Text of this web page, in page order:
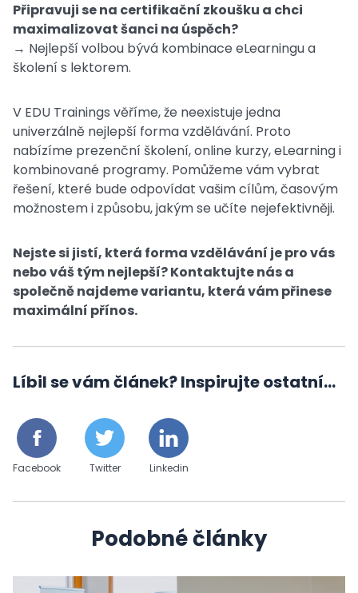
Připravuji se na certifikační zkoušku a chci
maximalizovat šanci na úspěch?
→ Nejlepší volbou bývá kombinace eLearningu a
školení s lektorem.
V EDU Trainings věříme, že neexistuje jedna
univerzálně nejlepší forma vzdělávání. Proto
nabízíme prezenční školení, online kurzy, eLearning i
kombinované programy. Pomůžeme vám vybrat
řešení, které bude odpovídat vašim cílům, časovým
možnostem i způsobu, jakým se učíte nejefektivněji.
Nejste si jistí, která forma vzdělávání je pro vás
nebo váš tým nejlepší? Kontaktujte nás a
společně najdeme variantu, která vám přinese
maximální přínos.
Líbil se vám článek? Inspirujte ostatní...
Facebook Twitter Linkedin
Podobné články